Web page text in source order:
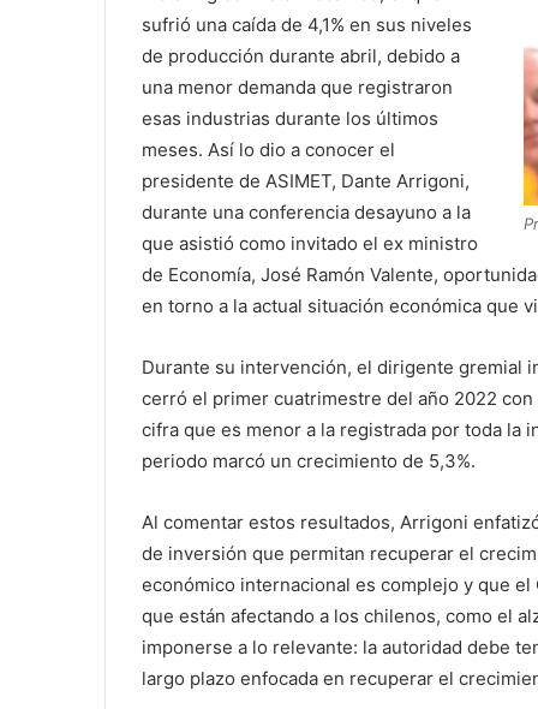
sufrió una caída de 4,1% en sus niveles
de producción durante abril, debido a
una menor demanda que registraron
esas industrias durante los últimos
meses. Así lo dio a conocer el
presidente de ASIMET, Dante Arrigoni,
durante una conferencia desayuno a la
que asistió como invitado el ex ministro
de Economía, José Ramón Valente,
en torno a la actual situación económica que
Durante su intervención, el dirigente gremial
cerró el primer cuatrimestre del año 2022
cifra que es menor a la registrada por toda la
periodo marcó un crecimiento de 5,3%.
Al comentar estos resultados, Arrigoni
de inversión que permitan recuperar el
económico internacional es complejo y que
que están afectando a los chilenos, como el
imponerse a lo relevante: la autoridad debe
largo plazo enfocada en recuperar el